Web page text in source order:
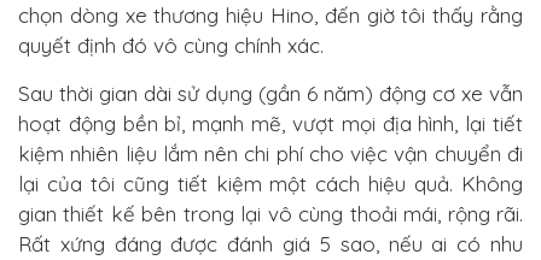
chọn dòng xe thương hiệu Hino, đến giờ tôi thấy rằng
quyết định đó vô cùng chính xác.
Sau thời gian dài sử dụng (gần 6 năm) động cơ xe vẫn
hoạt động bền bỉ, mạnh mẽ, vượt mọi địa hình, lại tiết
kiệm nhiên liệu lắm nên chi phí cho việc vận chuyển đi
lại của tôi cũng tiết kiệm một cách hiệu quả. Không
gian thiết kế bên trong lại vô cùng thoải mái, rộng rãi.
Rất xứng đáng được đánh giá 5 sao, nếu ai có nhu